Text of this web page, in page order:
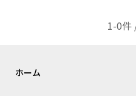
1-0件
ホーム